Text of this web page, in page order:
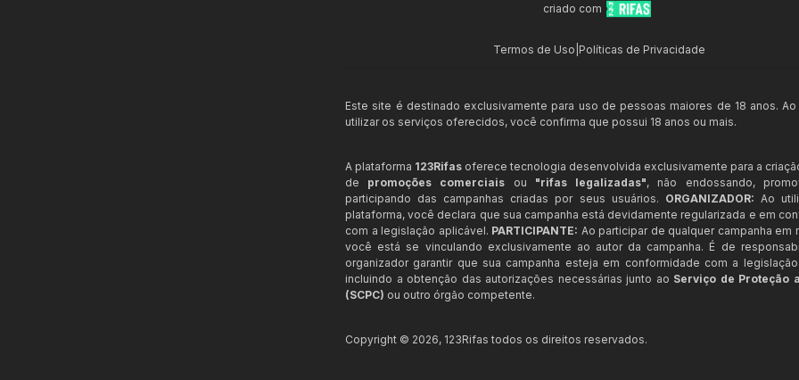
criado com
Termos de Uso Políticas de Privacidade
Este site é destinado exclusivamente para uso de pessoas maiores de 18 anos.
utilizar os serviços oferecidos, você confirma que possui 18 anos ou mais.
A plataforma 123Rifas oferece tecnologia desenvolvida exclusivamente para a
de promoções comerciais ou "rifas legalizadas", não endossando,
participando das campanhas criadas por seus usuários. ORGANIZADOR: Ao
plataforma, você declara que sua campanha está devidamente regularizada e em
com a legislação aplicável. PARTICIPANTE: Ao participar de qualquer campanha em
você está se vinculando exclusivamente ao autor da campanha. É de
organizador garantir que sua campanha esteja em conformidade com a
incluindo a obtenção das autorizações necessárias junto ao Serviço de Proteção
(SCPC) ou outro órgão competente.
Copyright © 2026, 123Rifas todos os direitos reservados.